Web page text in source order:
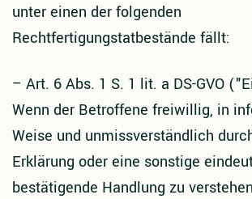
unter einen der folgenden
Rechtfertigungstatbestände fällt:
– Art. 6 Abs. 1 S. 1 lit. a DS-GVO
Wenn der Betroffene freiwillig, in
Weise und unmissverständlich
Erklärung oder eine sonstige
bestätigende Handlung zu